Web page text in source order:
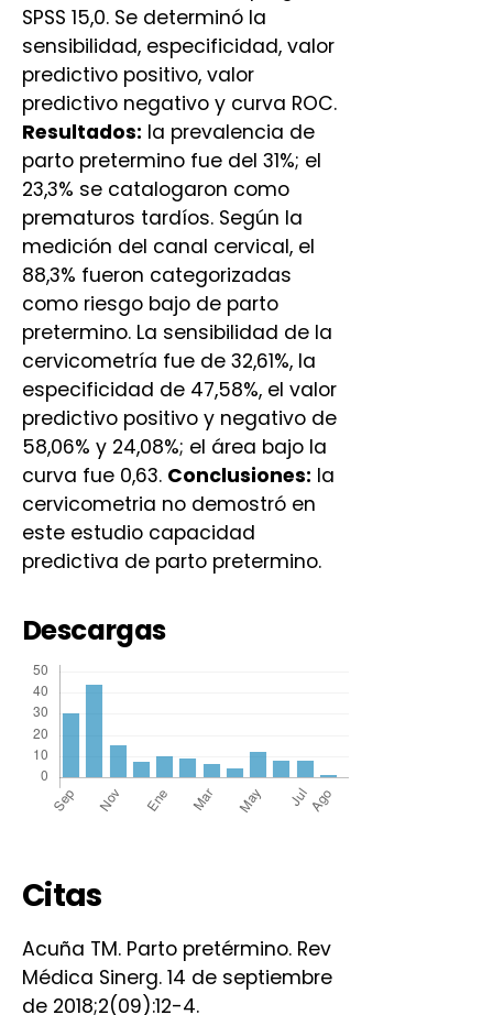
SPSS 15,0. Se determinó la
sensibilidad, especificidad, valor
predictivo positivo, valor
predictivo negativo y curva ROC.
Resultados: la prevalencia de
parto pretermino fue del 31%; el
23,3% se catalogaron como
prematuros tardíos. Según la
medición del canal cervical, el
88,3% fueron categorizadas
como riesgo bajo de parto
pretermino. La sensibilidad de la
cervicometría fue de 32,61%, la
especificidad de 47,58%, el valor
predictivo positivo y negativo de
58,06% y 24,08%; el área bajo la
curva fue 0,63. Conclusiones: la
cervicometria no demostró en
este estudio capacidad
predictiva de parto pretermino.
Descargas
Citas
Acuña TM. Parto pretérmino. Rev
Médica Sinerg. 14 de septiembre
de 2018;2(09):12-4.